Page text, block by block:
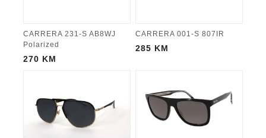
CARRERA 231-S AB8WJ
Polarized
270 KM
CARRERA 001-S 807IR
285 KM